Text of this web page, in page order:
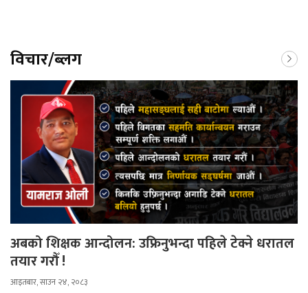
विचार/ब्लग
अबको शिक्षक आन्दोलन: उफ्रिनुभन्दा पहिले टेक्ने धरातल
तयार गरौँ !
आइतबार, साउन २४, २०८३